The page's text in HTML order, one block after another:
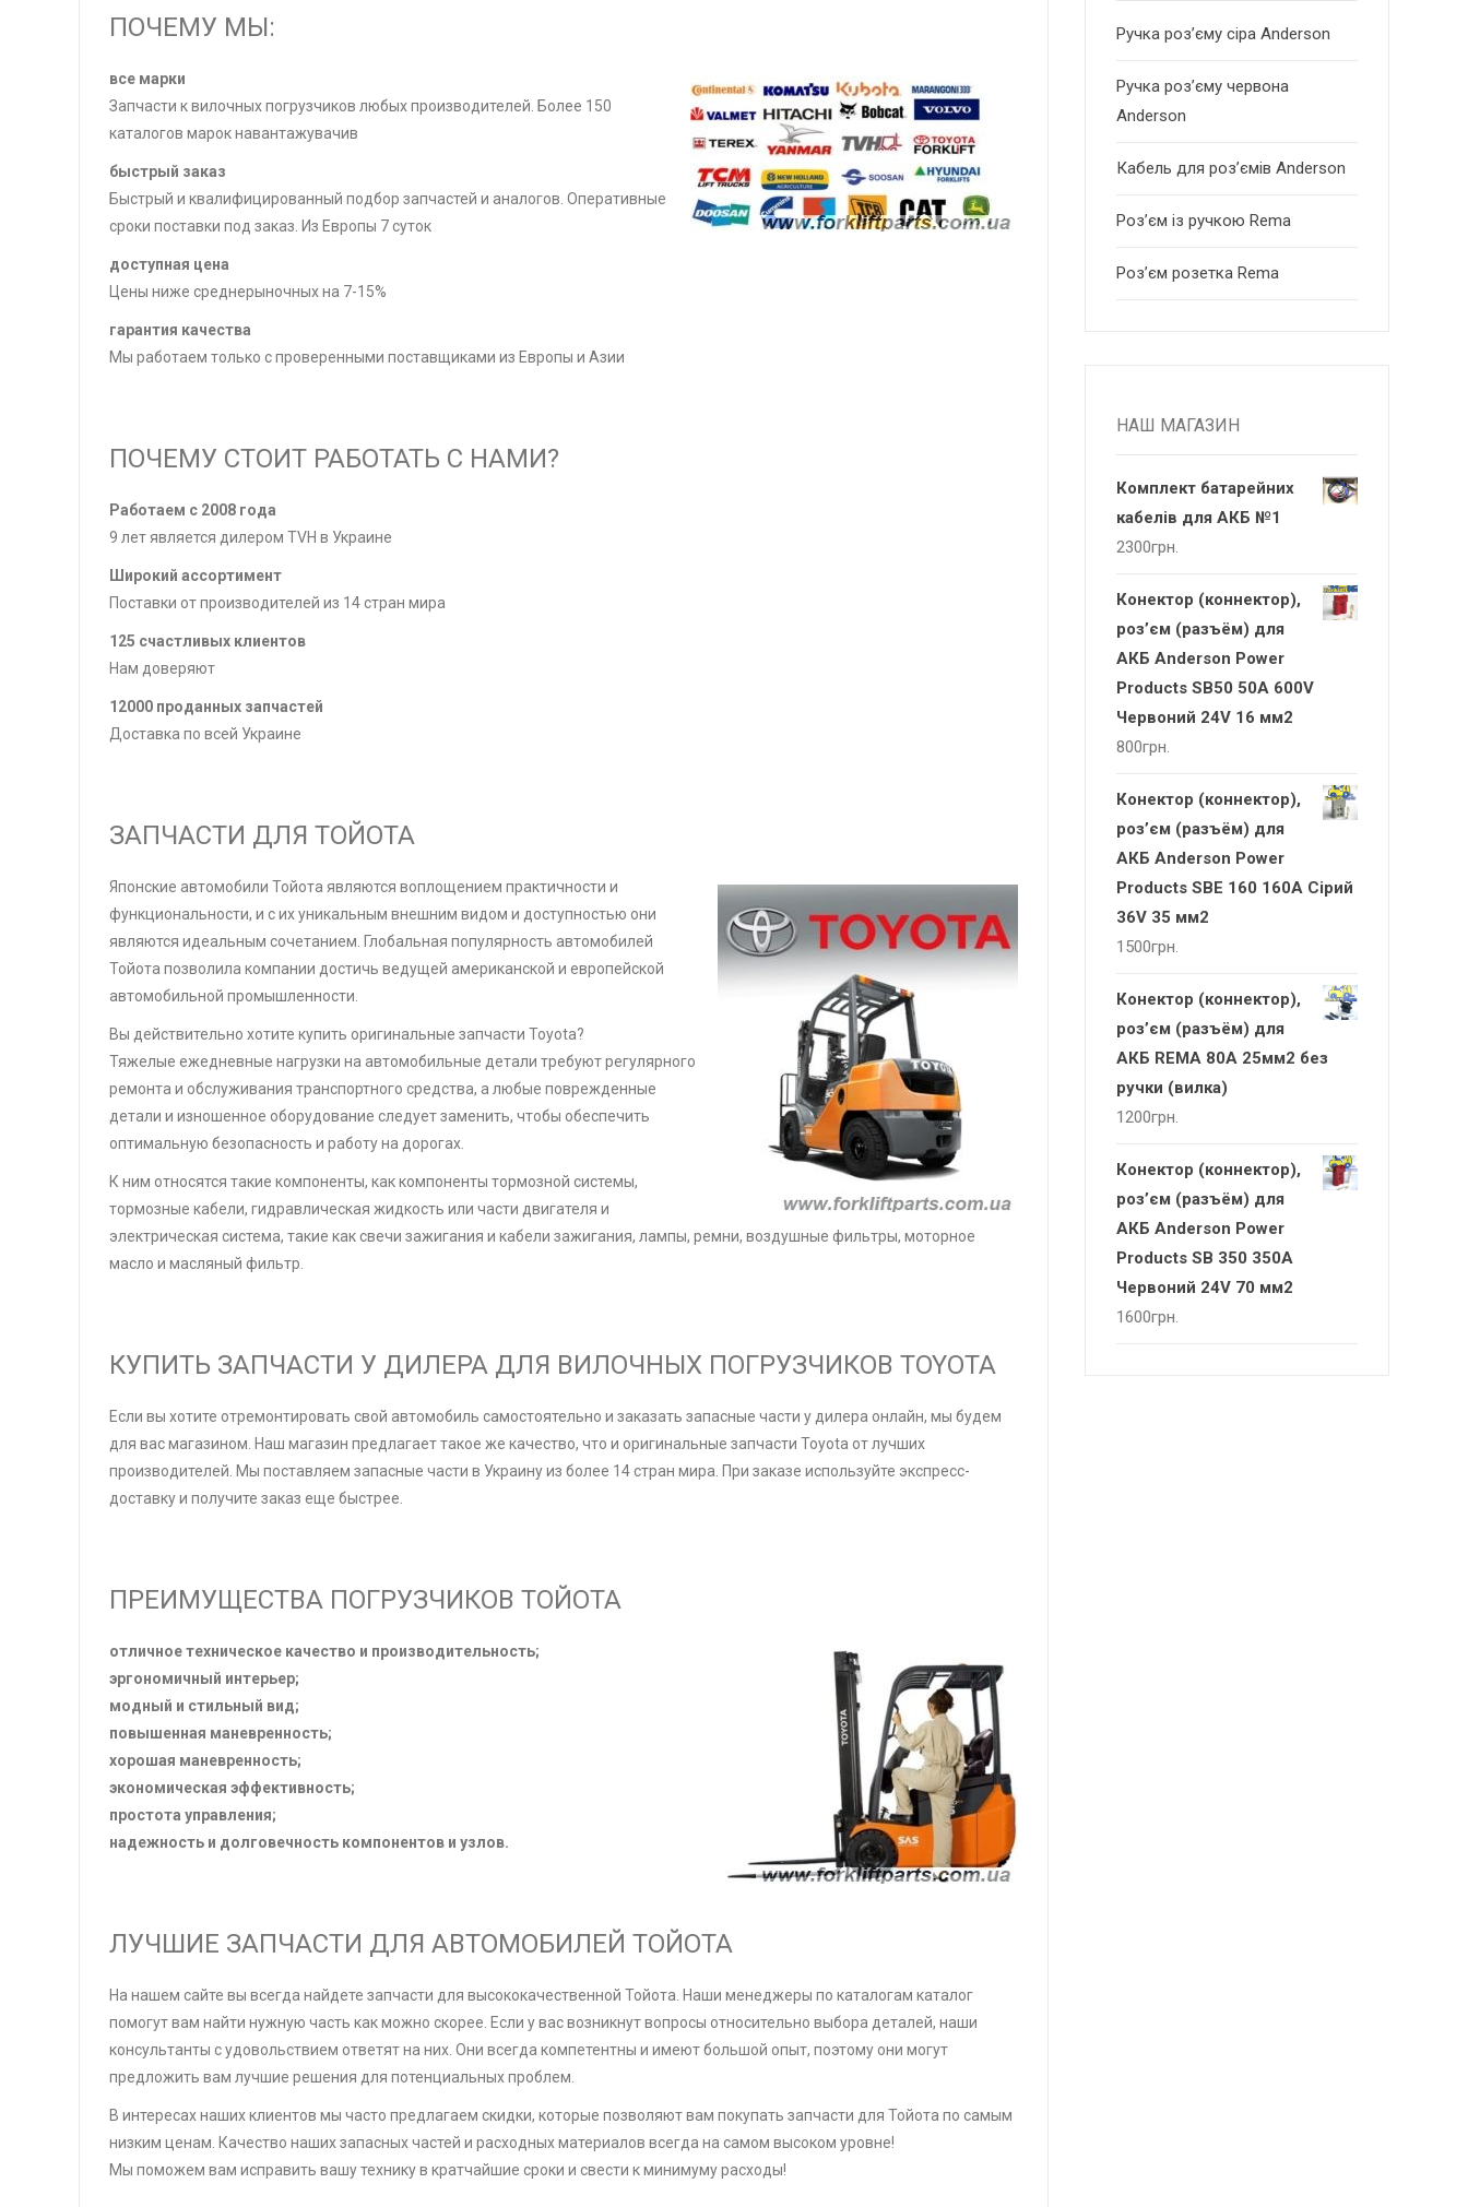
ПОЧЕМУ МЫ:
все марки
Запчасти к вилочных погрузчиков любых производителей. Более 150
каталогов марок навантажувачив
быстрый заказ
Быстрый и квалифицированный подбор запчастей и аналогов. Оперативные
сроки поставки под заказ. Из Европы 7 суток
доступная цена
Цены ниже среднерыночных на 7-15%
гарантия качества
Мы работаем только с проверенными поставщиками из Европы и Азии
ПОЧЕМУ СТОИТ РАБОТАТЬ С НАМИ?
Работаем с 2008 года
9 лет является дилером TVH в Украине
Широкий ассортимент
Поставки от производителей из 14 стран мира
125 счастливых клиентов
Нам доверяют
12000 проданных запчастей
Доставка по всей Украине
ЗАПЧАСТИ ДЛЯ ТОЙОТА
Японские автомобили Тойота являются воплощением практичности и
функциональности, и с их уникальным внешним видом и доступностью они
являются идеальным сочетанием. Глобальная популярность автомобилей
Тойота позволила компании достичь ведущей американской и европейской
автомобильной промышленности.
Вы действительно хотите купить оригинальные запчасти Toyota?
Тяжелые ежедневные нагрузки на автомобильные детали требуют регулярного
ремонта и обслуживания транспортного средства, а любые поврежденные
детали и изношенное оборудование следует заменить, чтобы обеспечить
оптимальную безопасность и работу на дорогах.
К ним относятся такие компоненты, как компоненты тормозной системы,
тормозные кабели, гидравлическая жидкость или части двигателя и
электрическая система, такие как свечи зажигания и кабели зажигания, лампы, ремни, воздушные фильтры, моторное
масло и масляный фильтр.
КУПИТЬ ЗАПЧАСТИ У ДИЛЕРА ДЛЯ ВИЛОЧНЫХ ПОГРУЗЧИКОВ TOYOTA
Если вы хотите отремонтировать свой автомобиль самостоятельно и заказать запасные части у дилера онлайн, мы будем
для вас магазином. Наш магазин предлагает такое же качество, что и оригинальные запчасти Toyota от лучших
производителей. Мы поставляем запасные части в Украину из более 14 стран мира. При заказе используйте экспресс-
доставку и получите заказ еще быстрее.
ПРЕИМУЩЕСТВА ПОГРУЗЧИКОВ ТОЙОТА
отличное техническое качество и производительность;
эргономичный интерьер;
модный и стильный вид;
повышенная маневренность;
хорошая маневренность;
экономическая эффективность;
простота управления;
надежность и долговечность компонентов и узлов.
ЛУЧШИЕ ЗАПЧАСТИ ДЛЯ АВТОМОБИЛЕЙ ТОЙОТА
На нашем сайте вы всегда найдете запчасти для высококачественной Тойота. Наши менеджеры по каталогам каталог
помогут вам найти нужную часть как можно скорее. Если у вас возникнут вопросы относительно выбора деталей, наши
консультанты с удовольствием ответят на них. Они всегда компетентны и имеют большой опыт, поэтому они могут
предложить вам лучшие решения для потенциальных проблем.
В интересах наших клиентов мы часто предлагаем скидки, которые позволяют вам покупать запчасти для Тойота по самым
низким ценам. Качество наших запасных частей и расходных материалов всегда на самом высоком уровне!
Мы поможем вам исправить вашу технику в кратчайшие сроки и свести к минимуму расходы!
Ручка роз’єму сіра Anderson
Ручка роз’єму червона
Anderson
Кабель для роз’ємів Anderson
Роз’єм із ручкою Rema
Роз’єм розетка Rema
НАШ МАГАЗИН
Комплект батарейних
кабелів для АКБ №1
2300грн.
Конектор (коннектор),
роз’єм (разъём) для
АКБ Anderson Power
Products SB50 50A 600V
Червоний 24V 16 мм2
800грн.
Конектор (коннектор),
роз’єм (разъём) для
АКБ Anderson Power
Products SBE 160 160А Сірий
36V 35 мм2
1500грн.
Конектор (коннектор),
роз’єм (разъём) для
АКБ REMA 80А 25мм2 без
ручки (вилка)
1200грн.
Конектор (коннектор),
роз’єм (разъём) для
АКБ Anderson Power
Products SB 350 350А
Червоний 24V 70 мм2
1600грн.